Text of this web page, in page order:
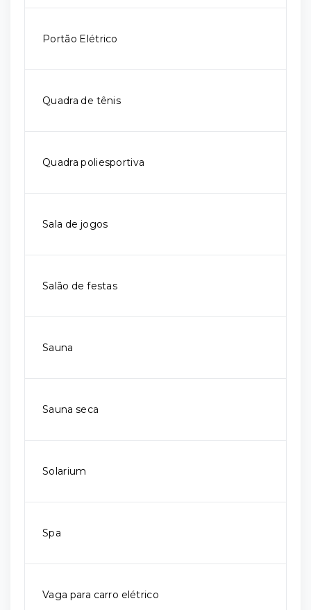
Portão Elétrico
Quadra de tênis
Quadra poliesportiva
Sala de jogos
Salão de festas
Sauna
Sauna seca
Solarium
Spa
Vaga para carro elétrico